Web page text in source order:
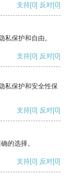
支持[0] 反对[0]
保护和自由。
支持[0] 反对[0]
私保护和安全性保
支持[0] 反对[0]
的选择。
支持[0] 反对[0]